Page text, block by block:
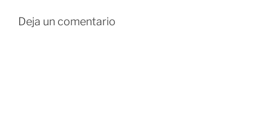
Deja un comentario